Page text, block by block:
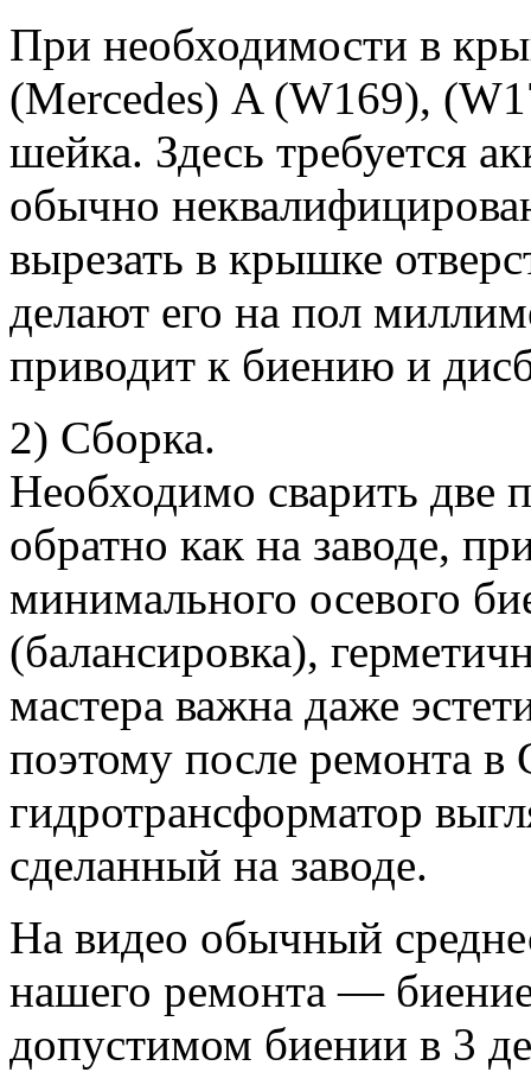
При необходимости в
(Mercedes) A (W169),
шейка. Здесь требуется
обычно
вырезать в крышке
делают его на пол
приводит к биению и
2) Сборка.
Необходимо сварить две
обратно как на заводе,
минимального осевого
(балансировка),
мастера важна даже
поэтому после ремонта в
гидротрансформатор
сделанный на заводе.
На видео обычный
нашего ремонта —
допустимом биении в 3